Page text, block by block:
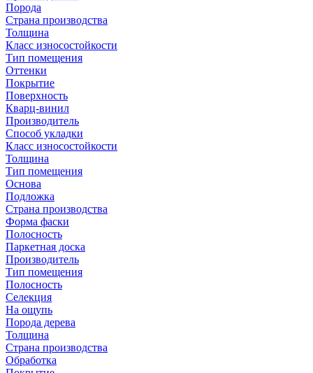
Порода
Страна производства
Толщина
Класс износостойкости
Тип помещения
Оттенки
Покрытие
Поверхность
Кварц-винил
Производитель
Способ укладки
Класс износостойкости
Толщина
Тип помещения
Основа
Подложка
Страна производства
Форма фаски
Полосность
Паркетная доска
Производитель
Тип помещения
Полосность
Селекция
На ощупь
Порода дерева
Толщина
Страна производства
Обработка